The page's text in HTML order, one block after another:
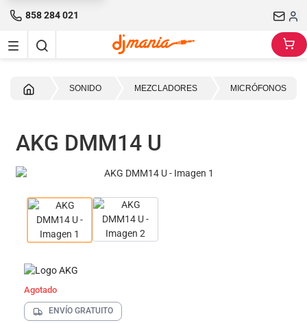
858 284 021
SONIDO MEZCLADORES MICRÓFONOS
AKG DMM14 U
Agotado
ENVÍO GRATUITO